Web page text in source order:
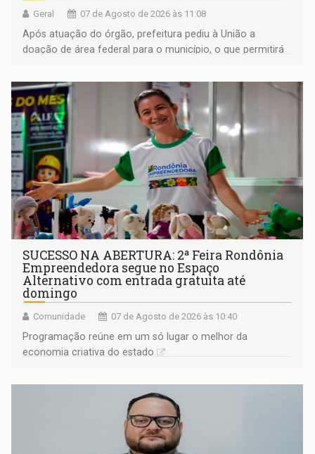
Geral 07 de Agosto de 2026 às 11:08
Após atuação do órgão, prefeitura pediu à União a
doação de área federal para o município, o que permitirá
SUCESSO NA ABERTURA: 2ª Feira Rondônia
Empreendedora segue no Espaço
Alternativo com entrada gratuita até
domingo
Comunidade 07 de Agosto de 2026 às 10:40
Programação reúne em um só lugar o melhor da
economia criativa do estado